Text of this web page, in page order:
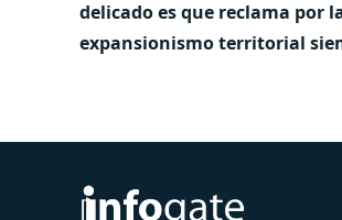
delicado es que reclama por
expansionismo territorial